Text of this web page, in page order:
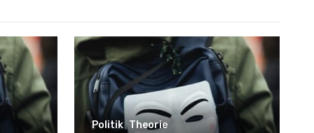
Politik Theorie